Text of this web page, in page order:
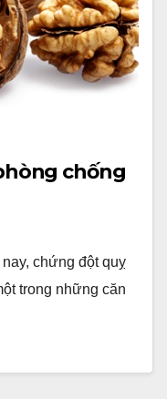
chống
chứng đột quỵ
trong những căn